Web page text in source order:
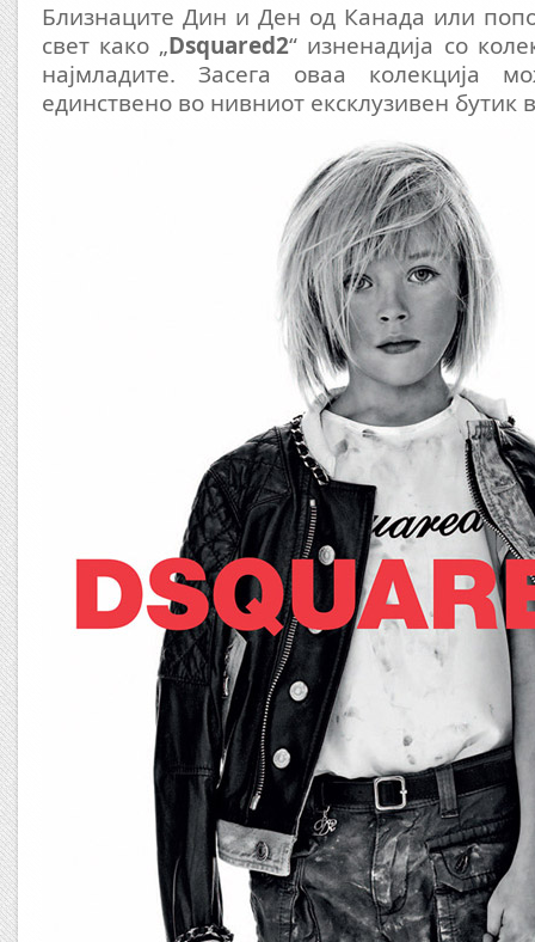
Близнаците Дин и Ден од Канада или
свет како „Dsquared2“ изненадија со
најмладите. Засега оваа колекција
единствено во нивниот ексклузивен бутик